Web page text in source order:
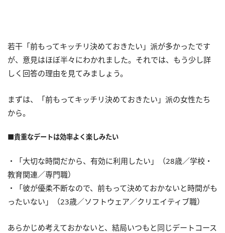
若干「前もってキッチリ決めておきたい」派が多かったです
が、意見はほぼ半々にわかれました。それでは、もう少し詳
しく回答の理由を見てみましょう。
まずは、「前もってキッチリ決めておきたい」派の女性たち
から。
■貴重なデートは効率よく楽しみたい
・「大切な時間だから、有効に利用したい」（28歳／学校・
教育関連／専門職）
・「彼が優柔不断なので、前もって決めておかないと時間がも
ったいない」（23歳／ソフトウェア／クリエイティブ職）
あらかじめ考えておかないと、結局いつもと同じデートコース